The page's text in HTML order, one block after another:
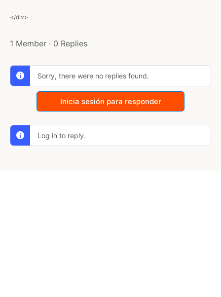
</div>
1 Member · 0 Replies
Sorry, there were no replies found.
Inicia sesión para responder
Log in to reply.